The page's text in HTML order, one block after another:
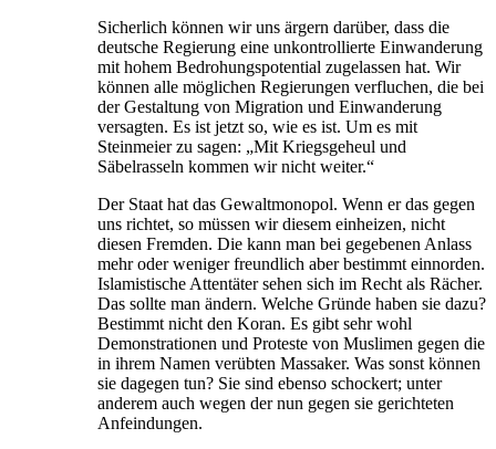
Sicherlich können wir uns ärgern darüber, dass die
deutsche Regierung eine unkontrollierte Einwanderung
mit hohem Bedrohungspotential zugelassen hat. Wir
können alle möglichen Regierungen verfluchen, die bei
der Gestaltung von Migration und Einwanderung
versagten. Es ist jetzt so, wie es ist. Um es mit
Steinmeier zu sagen: „Mit Kriegsgeheul und
Säbelrasseln kommen wir nicht weiter.“
Der Staat hat das Gewaltmonopol. Wenn er das gegen
uns richtet, so müssen wir diesem einheizen, nicht
diesen Fremden. Die kann man bei gegebenen Anlass
mehr oder weniger freundlich aber bestimmt einnorden.
Islamistische Attentäter sehen sich im Recht als Rächer.
Das sollte man ändern. Welche Gründe haben sie dazu?
Bestimmt nicht den Koran. Es gibt sehr wohl
Demonstrationen und Proteste von Muslimen gegen die
in ihrem Namen verübten Massaker. Was sonst können
sie dagegen tun? Sie sind ebenso schockert; unter
anderem auch wegen der nun gegen sie gerichteten
Anfeindungen.